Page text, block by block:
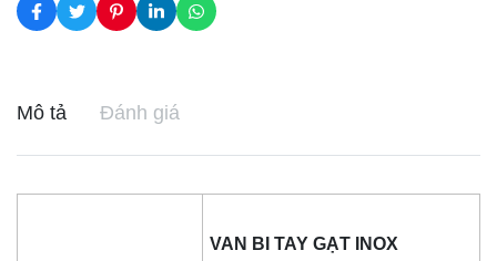
Mô tả Đánh giá
VAN BI TAY GẠT INOX